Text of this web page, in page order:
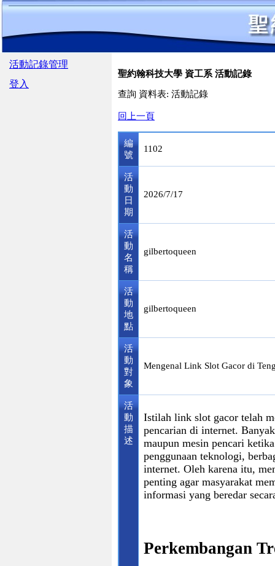
活動記錄管理
登入
聖約翰科技大學 資工系 活動記錄
查詢 資料表: 活動記錄
回上一頁
編
號
1102
活
動
日
期
2026/7/17
活
動
名
稱
gilbertoqueen
活
動
地
點
gilbertoqueen
活
動
對
象
Mengenal Link Slot Gacor di
活
動
描
述
Istilah link slot gacor telah
pencarian di internet.
maupun mesin pencari
penggunaan teknologi,
internet. Oleh karena itu,
penting agar masyarakat
informasi yang beredar
Perkembangan